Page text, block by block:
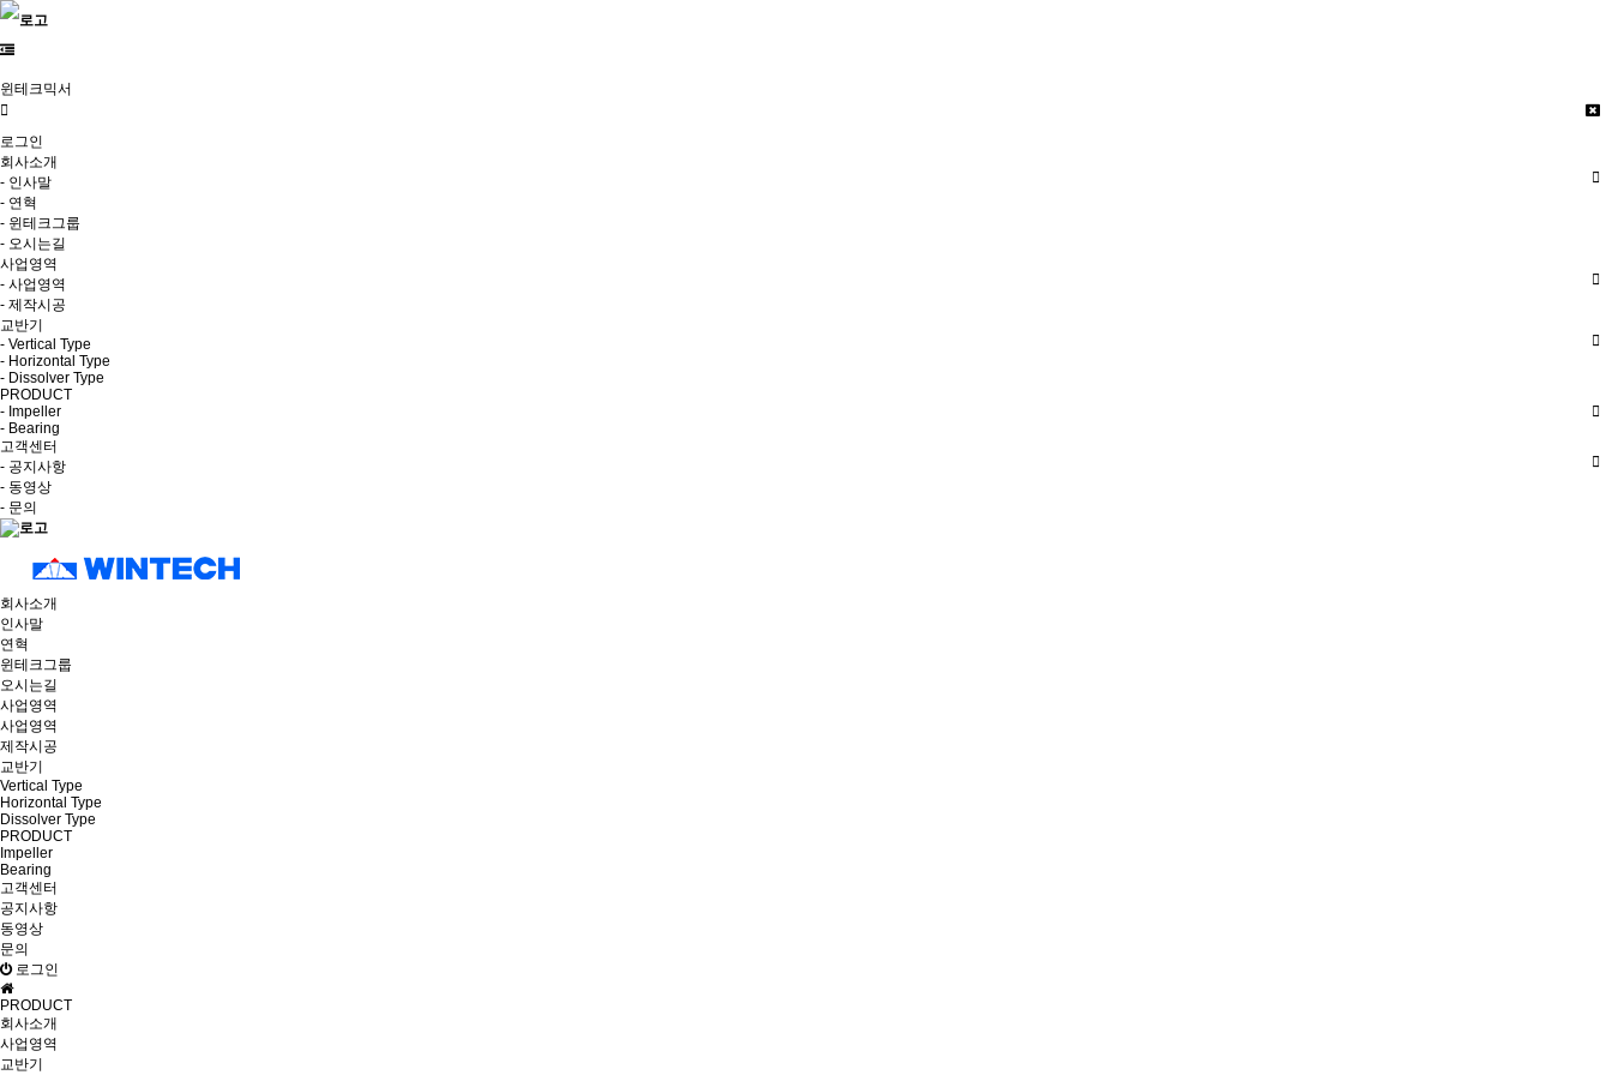
윈테크믹서
로그인
회사소개
- 인사말
- 연혁
- 윈테크그룹
- 오시는길
사업영역
- 사업영역
- 제작시공
교반기
- Vertical Type
- Horizontal Type
- Dissolver Type
PRODUCT
- Impeller
- Bearing
고객센터
- 공지사항
- 동영상
- 문의
회사소개
인사말
연혁
윈테크그룹
오시는길
사업영역
사업영역
제작시공
교반기
Vertical Type
Horizontal Type
Dissolver Type
PRODUCT
Impeller
Bearing
고객센터
공지사항
동영상
문의
로그인
PRODUCT
회사소개
사업영역
교반기